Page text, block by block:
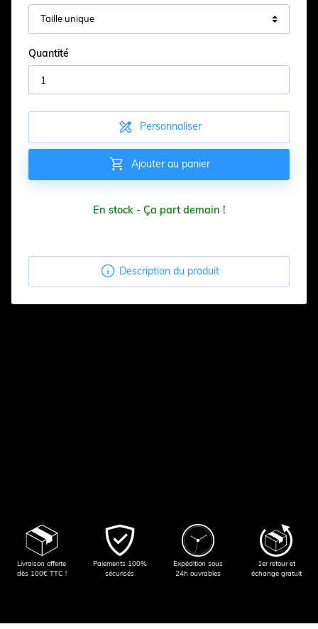
Quantité
 Personnaliser
 Ajouter au panier
En stock - Ça part demain !
 Description du produit
Livraison offerte
dès 100€ TTC !
Paiements 100%
sécurisés
Expédition sous
24h ouvrables
1er retour et
échange gratuit